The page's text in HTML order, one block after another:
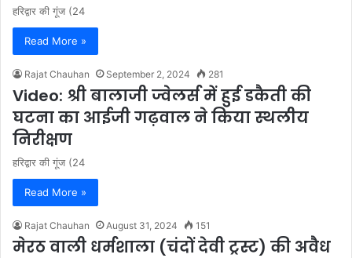
हरिद्वार की गूंज (24
Read More »
Rajat Chauhan September 2, 2024 281
Video: श्री बालाजी ज्वेलर्स में हुई डकैती की
घटना का आईजी गढ़वाल ने किया स्थलीय
निरीक्षण
हरिद्वार की गूंज (24
Read More »
Rajat Chauhan August 31, 2024 151
मेरठ वाली धर्मशाला (चंदों देवी ट्रस्ट) की अवैध